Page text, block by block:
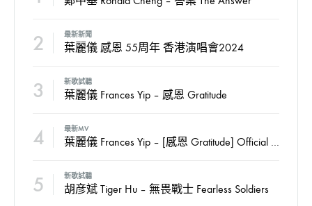
2 最新新聞
葉麗儀 感恩 55周年 香港演唱會2024
3 新歌試聽
葉麗儀 Frances Yip – 感恩 Gratitude
4 最新MV
葉麗儀 Frances Yip – [感恩 Gratitude] Official MV
5 新歌試聽
胡彦斌 Tiger Hu – 無畏戰士 Fearless Soldiers